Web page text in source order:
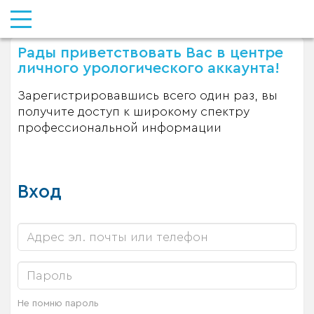
Рады приветствовать Вас в центре
личного урологического аккаунта!
Зарегистрировавшись всего один раз, вы
получите доступ к широкому спектру
профессиональной информации
Вход
Не помню пароль